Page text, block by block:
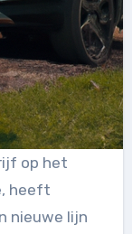
op het
heeft
nieuwe lijn